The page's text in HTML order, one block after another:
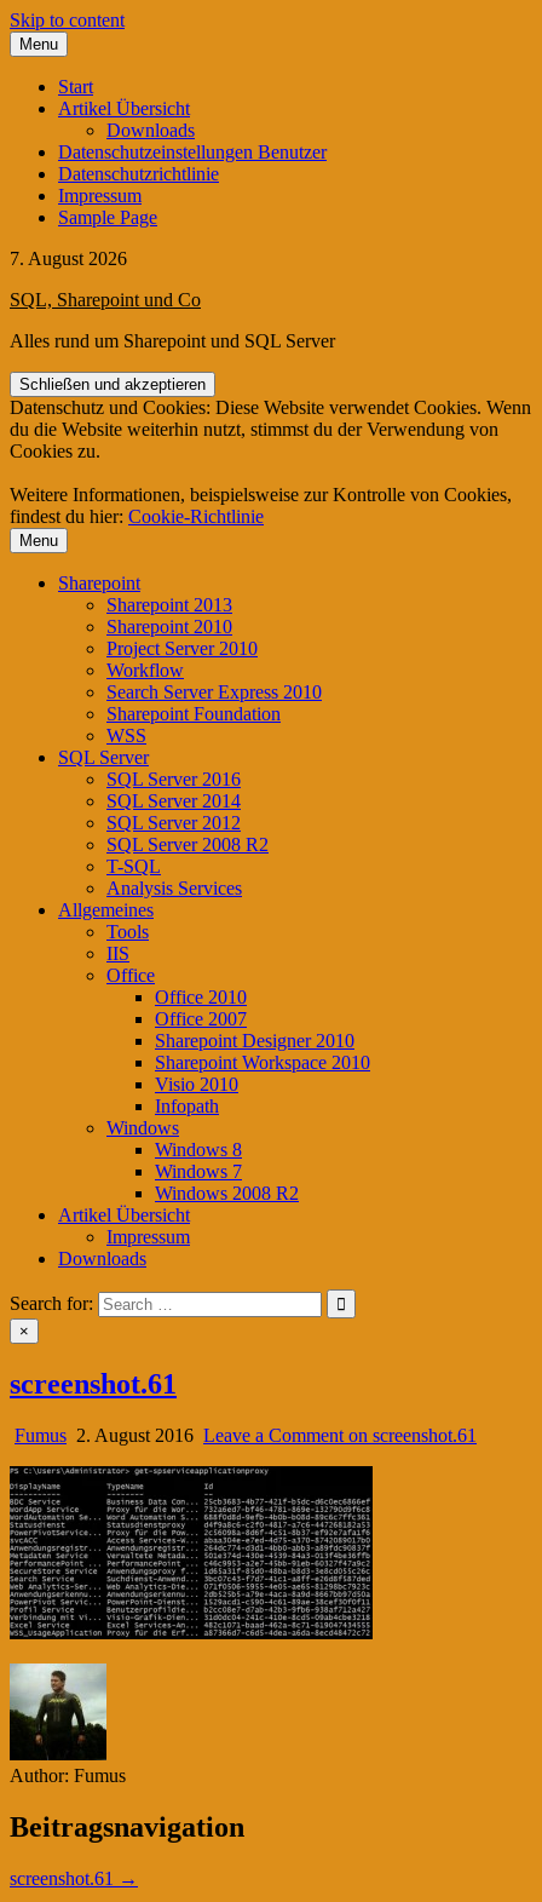
Skip to content
Menu
Start
Artikel Übersicht
Downloads
Datenschutzeinstellungen Benutzer
Datenschutzrichtlinie
Impressum
Sample Page
7. August 2026
SQL, Sharepoint und Co
Alles rund um Sharepoint und SQL Server
Datenschutz und Cookies: Diese Website verwendet Cookies. Wenn
du die Website weiterhin nutzt, stimmst du der Verwendung von
Cookies zu.
Weitere Informationen, beispielsweise zur Kontrolle von Cookies,
findest du hier: Cookie-Richtlinie
Menu
Sharepoint
Sharepoint 2013
Sharepoint 2010
Project Server 2010
Workflow
Search Server Express 2010
Sharepoint Foundation
WSS
SQL Server
SQL Server 2016
SQL Server 2014
SQL Server 2012
SQL Server 2008 R2
T-SQL
Analysis Services
Allgemeines
Tools
IIS
Office
Office 2010
Office 2007
Sharepoint Designer 2010
Sharepoint Workspace 2010
Visio 2010
Infopath
Windows
Windows 8
Windows 7
Windows 2008 R2
Artikel Übersicht
Impressum
Downloads
Search for:
×
screenshot.61
Fumus 2. August 2016 Leave a Comment on screenshot.61
Author: Fumus
Beitragsnavigation
screenshot.61 →